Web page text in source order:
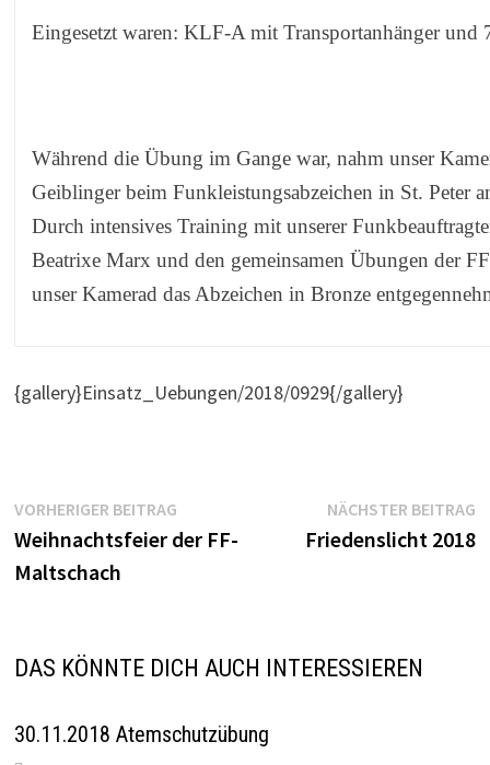
Eingesetzt waren: KLF-A mit Transportanhänger und
Während die Übung im Gange war, nahm unser
Geiblinger beim Funkleistungsabzeichen in St. Peter
Durch intensives Training mit unserer
Beatrixe Marx und den gemeinsamen Übungen der
unser Kamerad das Abzeichen in Bronze
{gallery}Einsatz_Uebungen/2018/0929{/gallery}
Beitragsnavigation
VORHERIGER BEITRAGVorheriger
Beitrag:
Weihnachtsfeier der FF-
Maltschach
NÄCHSTER BEITRAG
Friedenslicht 2018
DAS KÖNNTE DICH AUCH INTERESSIEREN
30.11.2018 Atemschutzübung